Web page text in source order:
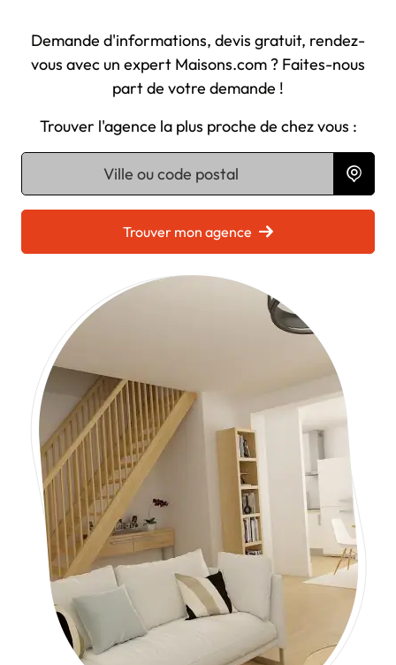
Demande d'informations, devis gratuit, rendez-
vous avec un expert Maisons.com ? Faites-nous
part de votre demande !
Trouver l'agence la plus proche de chez vous :
Chargement...
Trouver mon agence